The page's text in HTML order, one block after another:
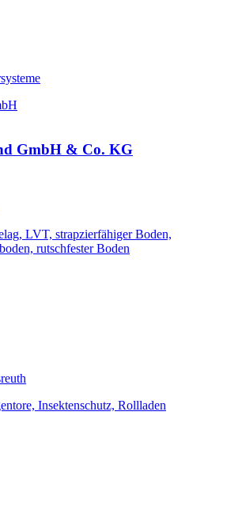
GmbH & Co. KG
LVT, strapzierfähiger Boden,
rutschfester Boden
Insektenschutz, Rollladen